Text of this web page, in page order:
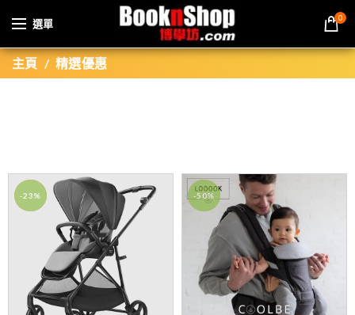
選單 0
主頁 精選優惠
-23% -50%